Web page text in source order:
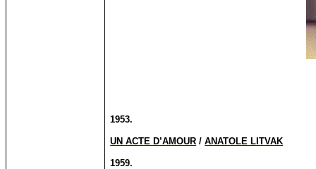
1953.
UN ACTE D’AMOUR /ANATOLE LITVAK
1959.